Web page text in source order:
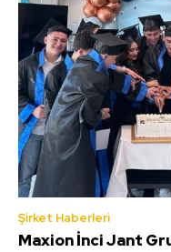
Şirket Haberleri
Maxion İnci Jant